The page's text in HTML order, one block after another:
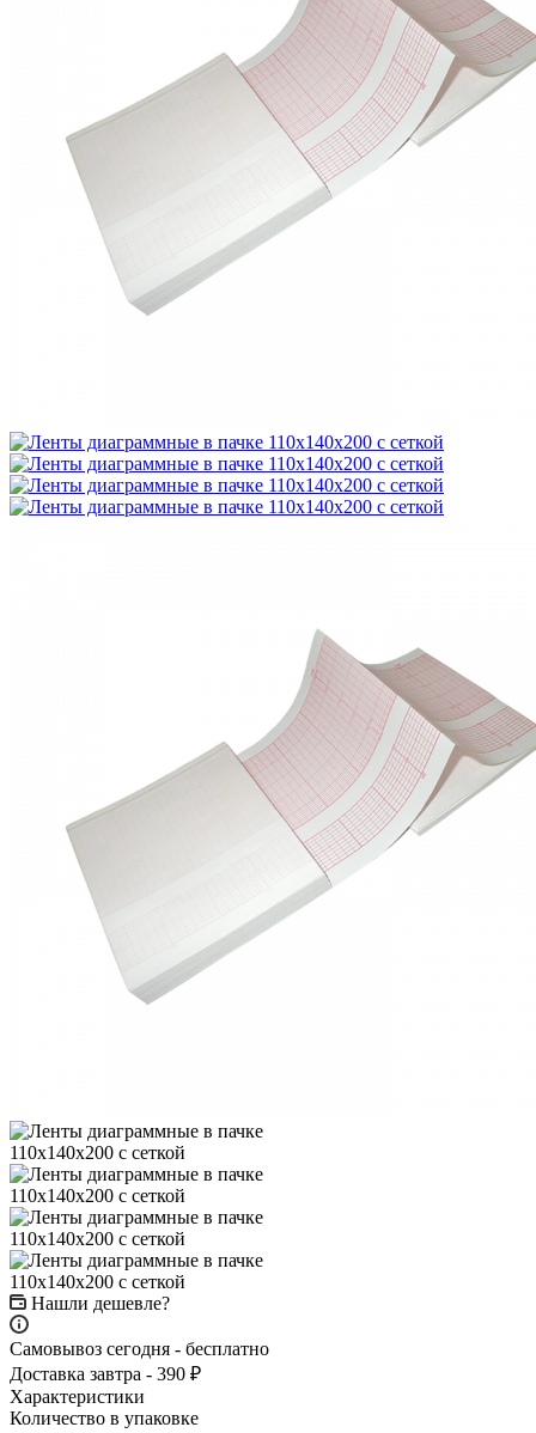
Нашли дешевле?
Самовывоз сегодня - бесплатно
Доставка завтра - 390 ₽
Характеристики
Количество в упаковке